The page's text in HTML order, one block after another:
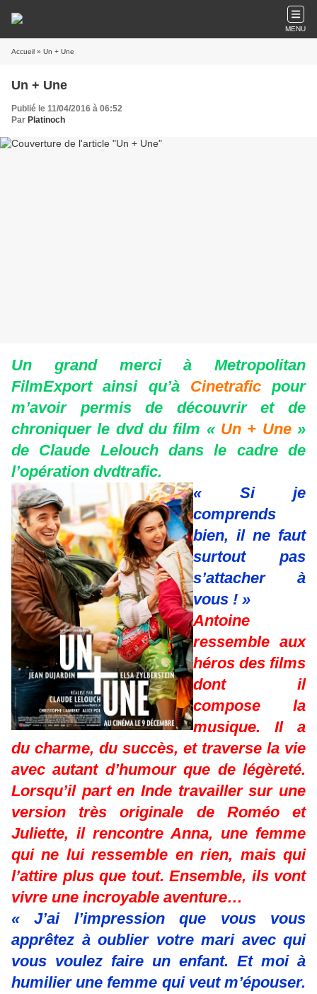
MENU
Accueil » Un + Une
Un + Une
Publié le 11/04/2016 à 06:52
Par Platinoch
Un grand merci à Metropolitan
FilmExport ainsi qu’à Cinetraficpour
m’avoir permis de découvrir et de
chroniquer le dvd du film « Un + Une»
de Claude Lelouch dans le cadre de
l’opération dvdtrafic.
« Si je
comprends
bien, il ne faut
surtout pas
s’attacher à
vous ! »
Antoine
ressemble aux
héros des films
dont il
compose la
musique. Il a
du charme, du succès, et traverse la vie
avec autant d’humour que de légèreté.
Lorsqu’il part en Inde travailler sur une
version très originale de Roméo et
Juliette, il rencontre Anna, une femme
qui ne lui ressemble en rien, mais qui
l’attire plus que tout. Ensemble, ils vont
vivre une incroyable aventure…
« J’ai l’impression que vous vous
apprêtez à oublier votre mari avec qui
vous voulez faire un enfant. Et moi à
humilier une femme qui veut m’épouser.